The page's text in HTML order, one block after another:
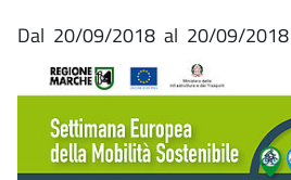
Dal 20/09/2018 al 20/09/2018